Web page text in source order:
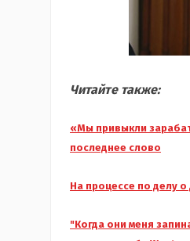
Читайте также:
«Мы привыкли
последнее слово
На процессе по делу
"Когда они меня